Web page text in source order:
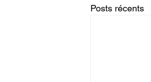
Posts récents